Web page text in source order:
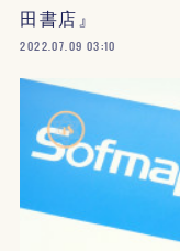
田書店』
2022.07.09 03:10